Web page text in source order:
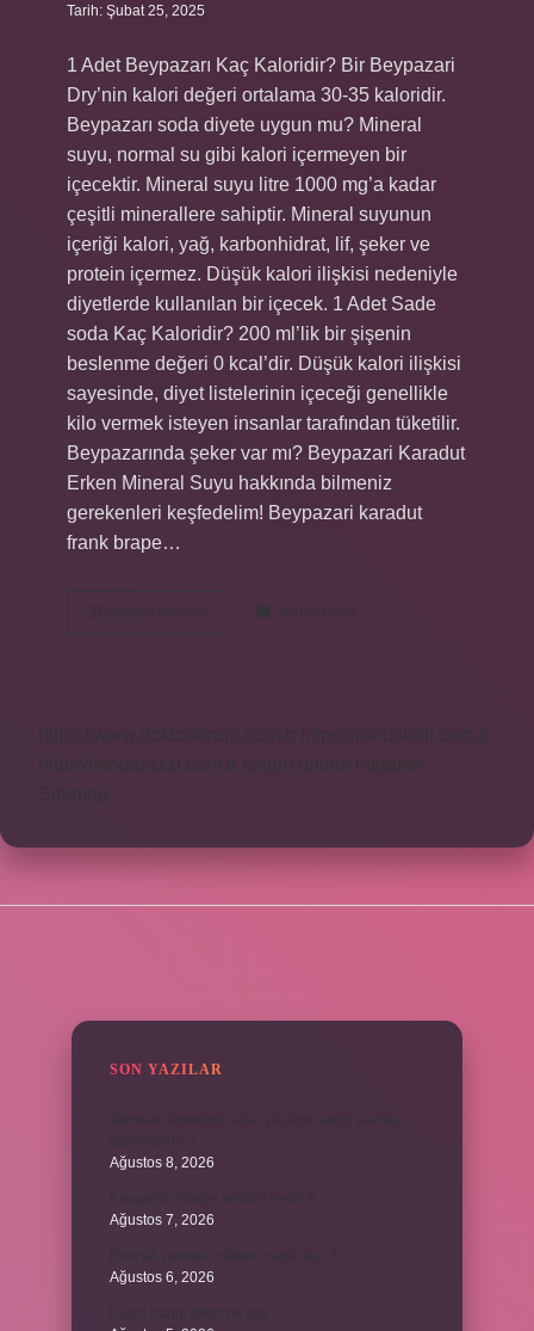
Tarih: Şubat 25, 2025
1 Adet Beypazarı Kaç Kaloridir? Bir Beypazari
Dry’nin kalori değeri ortalama 30-35 kaloridir.
Beypazarı soda diyete uygun mu? Mineral
suyu, normal su gibi kalori içermeyen bir
içecektir. Mineral suyu litre 1000 mg’a kadar
çeşitli minerallere sahiptir. Mineral suyunun
içeriği kalori, yağ, karbonhidrat, lif, şeker ve
protein içermez. Düşük kalori ilişkisi nedeniyle
diyetlerde kullanılan bir içecek. 1 Adet Sade
soda Kaç Kaloridir? 200 ml’lik bir şişenin
beslenme değeri 0 kcal’dir. Düşük kalori ilişkisi
sayesinde, diyet listelerinin içeceği genellikle
kilo vermek isteyen insanlar tarafından tüketilir.
Beypazarında şeker var mı? Beypazari Karadut
Erken Mineral Suyu hakkında bilmeniz
gerekenleri keşfedelim! Beypazari karadut
frank brape…
Devamını okuyun
Adet
Yorum Bırak
https://www.doktorforum.com.tr
https://hardshell.com.tr
https://modarazzi.com.tr
knight online
nttgame
Sitemap
SON YAZILAR
Ağustos 8, 2026
Ağustos 7, 2026
Ağustos 6, 2026